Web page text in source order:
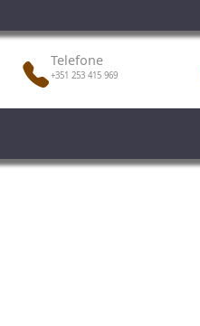
Telefone
+351 253 415 969